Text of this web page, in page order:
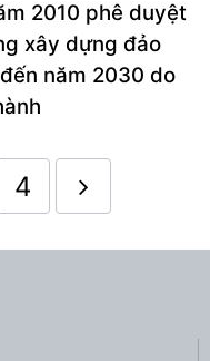
2010 phê duyệt
xây dựng đảo
năm 2030 do
4